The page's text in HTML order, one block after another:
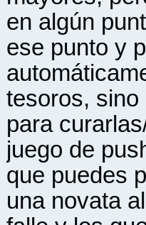
en algún
ese punto y
tesoros, sino
para
juego de
que puedes
una novata